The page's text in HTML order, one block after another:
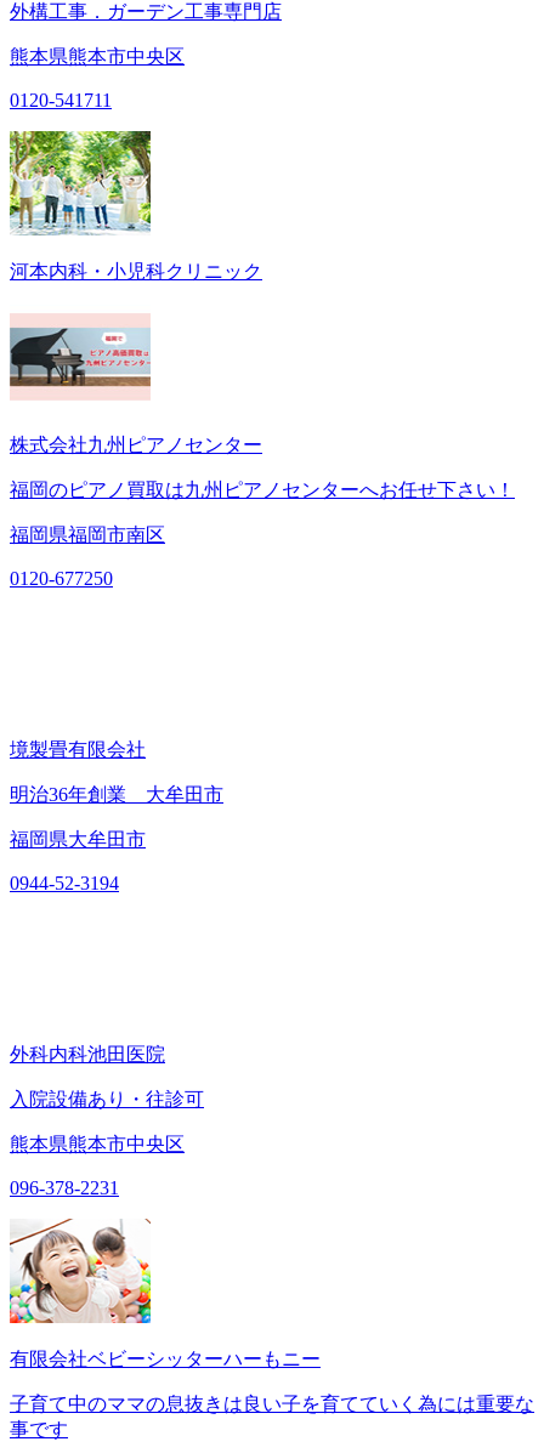
外構工事．ガーデン工事専門店
熊本県熊本市中央区
0120-541711
河本内科・小児科クリニック
株式会社九州ピアノセンター
福岡のピアノ買取は九州ピアノセンターへお任せ下さい！
福岡県福岡市南区
0120-677250
境製畳有限会社
明治36年創業 大牟田市
福岡県大牟田市
0944-52-3194
外科内科池田医院
入院設備あり・往診可
熊本県熊本市中央区
096-378-2231
有限会社ベビーシッターハーもニー
子育て中のママの息抜きは良い子を育てていく為には重要な
事です